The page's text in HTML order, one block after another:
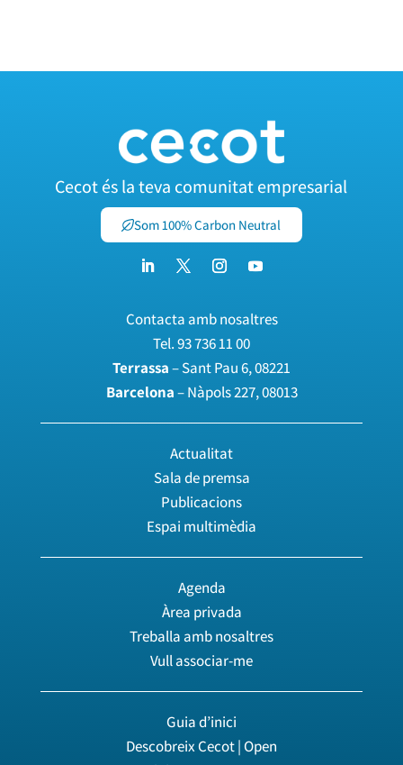
Cecot és la teva comunitat empresarial
Som 100% Carbon Neutral
Contacta amb nosaltres
Tel.93 736 11 00
Terrassa– Sant Pau 6, 08221
Barcelona– Nàpols 227, 08013
Actualitat
Sala de premsa
Publicacions
Espai multimèdia
Agenda
Àrea privada
Treballa amb nosaltres
Vull associar-me
Guia d’inici
Descobreix Cecot | Open